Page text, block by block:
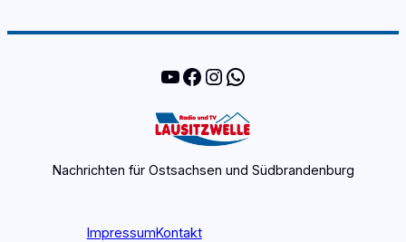
YouTube
Facebook
Instagram
WhatsApp
Nachrichten für Ostsachsen und Südbrandenburg
ImpressumKontakt